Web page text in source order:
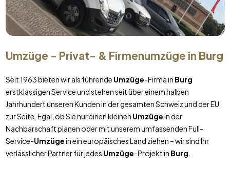
Umzüge - Privat- & Firmenumzüge in Burg
Seit 1963 bieten wir als führende Umzüge-Firma in Burg
erstklassigen Service und stehen seit über einem halben
Jahrhundert unseren Kunden in der gesamten Schweiz und der EU
zur Seite. Egal, ob Sie nur einen kleinen Umzügein der
Nachbarschaft planen oder mit unserem umfassenden Full-
Service-Umzügein ein europäisches Land ziehen – wir sind Ihr
verlässlicher Partner für jedes Umzüge-Projekt in Burg